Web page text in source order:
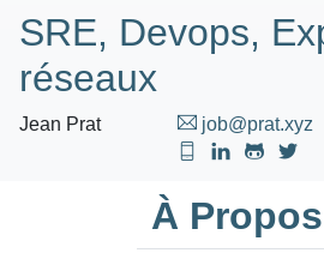
SRE, Devops,
réseaux
Jean Prat job@prat.xyz
À Propos